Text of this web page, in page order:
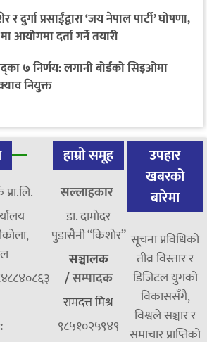
दुर्गा प्रसाईंद्वारा ‘जय नेपाल पार्टी’ घोषणा,
आयोगमा दर्ता गर्ने तयारी
७ निर्णय: लगानी बोर्डको सिइओमा
नियुक्त
हाम्रो समूह
सल्लाहकार
डा. दामाेदर
पुडासैनी “किशाेर”
सञ्चालक
/सम्पादक
रामदत्त मिश्र
९८५१०२५९४९
उपहार
खबरको
बारेमा
सूचना प्रविधिको
तीव्र विस्तार र
डिजिटल युगको
विकाससँगै,
विश्वले सञ्चार र
समाचार प्राप्तिको